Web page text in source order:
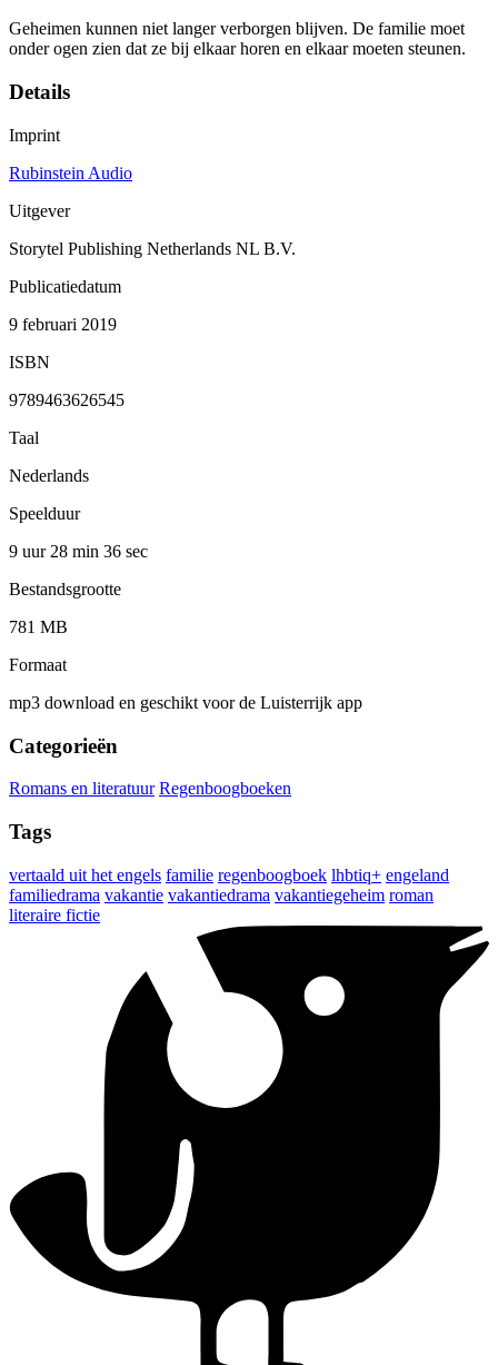
Geheimen kunnen niet langer verborgen blijven. De familie moet
onder ogen zien dat ze bij elkaar horen en elkaar moeten steunen.
Details
Imprint
Rubinstein Audio
Uitgever
Storytel Publishing Netherlands NL B.V.
Publicatiedatum
9 februari 2019
ISBN
9789463626545
Taal
Nederlands
Speelduur
9 uur 28 min 36 sec
Bestandsgrootte
781 MB
Formaat
mp3 download en geschikt voor de Luisterrijk app
Categorieën
Romans en literatuur Regenboogboeken
Tags
vertaald uit het engels familie regenboogboek lhbtiq+ engeland
familiedrama vakantie vakantiedrama vakantiegeheim roman
literaire fictie